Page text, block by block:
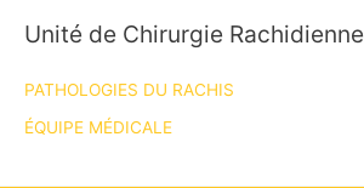
Unité de Chirurgie Rachidienne
PATHOLOGIES DU RACHIS
ÉQUIPE MÉDICALE